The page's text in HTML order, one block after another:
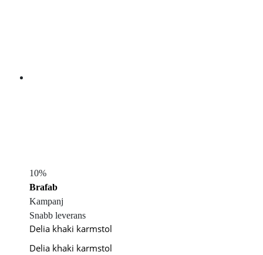
10%
Brafab
Kampanj
Snabb leverans
Delia khaki karmstol
Delia khaki karmstol